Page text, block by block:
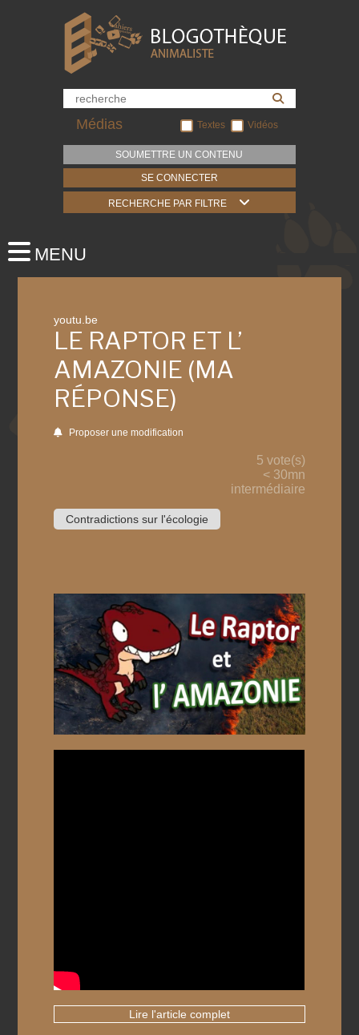
Médias Textes Vidéos
SOUMETTRE UN CONTENU
SE CONNECTER
RECHERCHE PAR FILTRE
youtu.be
LE RAPTOR ET L’
AMAZONIE (MA
RÉPONSE)
Proposer une modification
5 vote(s)
< 30mn
intermédiaire
Contradictions sur l'écologie
Lire l'article complet